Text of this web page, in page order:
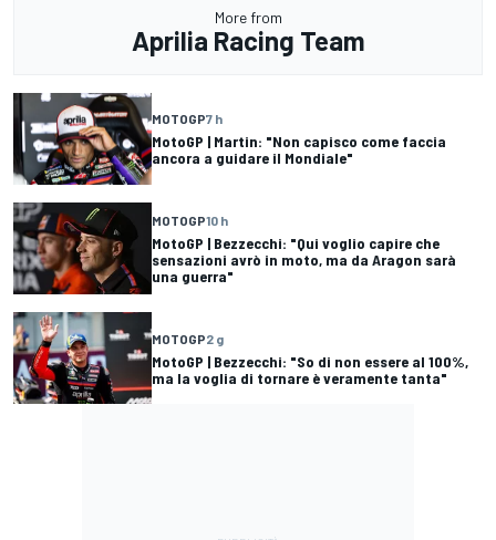
More from
Aprilia Racing Team
MOTOGP7 h
MotoGP | Martin: "Non capisco come faccia
ancora a guidare il Mondiale"
MOTOGP10 h
MotoGP | Bezzecchi: "Qui voglio capire che
sensazioni avrò in moto, ma da Aragon sarà
una guerra"
MOTOGP2 g
MotoGP | Bezzecchi: "So di non essere al 100%,
ma la voglia di tornare è veramente tanta"